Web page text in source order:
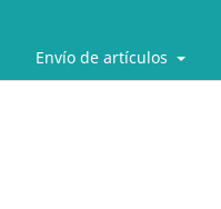
Envío de artículos